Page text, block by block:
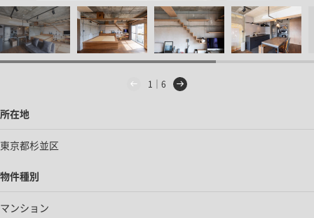
1｜6
所在地
東京都杉並区
物件種別
マンション